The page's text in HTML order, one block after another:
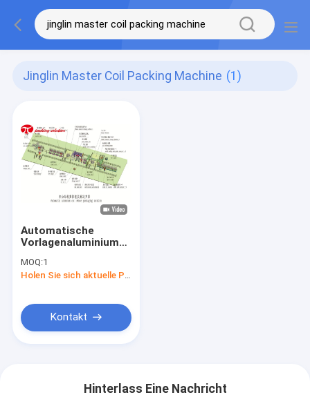
Jinglin Master Coil Packing Machine (1)
Automatische
Vorlagenaluminiumausdehnungs-
spulen-11KW mit
mehrfacher Rollen-
MOQ:1
Holen Sie sich aktuelle Preis
Kontakt
Hinterlass Eine Nachricht